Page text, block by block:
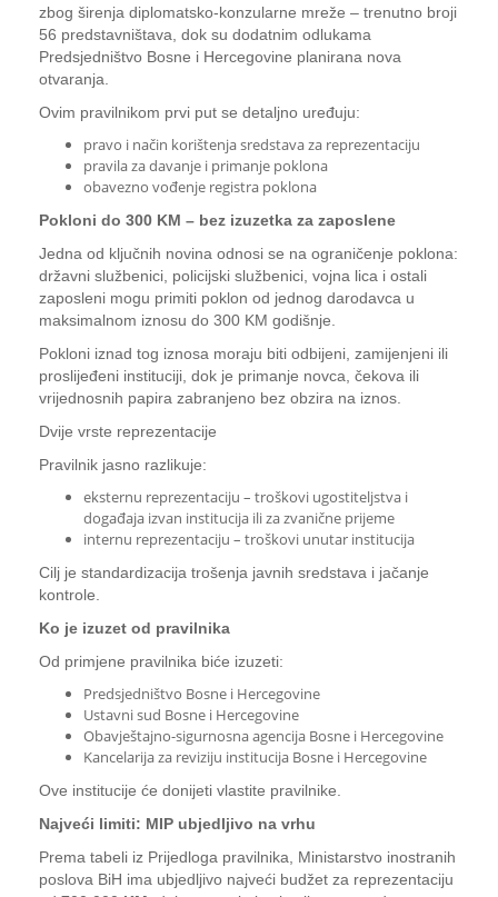
zbog širenja diplomatsko-konzularne mreže – trenutno broji
56 predstavništava, dok su dodatnim odlukama
Predsjedništvo Bosne i Hercegovine planirana nova
otvaranja.
Ovim pravilnikom prvi put se detaljno uređuju:
pravo i način korištenja sredstava za reprezentaciju
pravila za davanje i primanje poklona
obavezno vođenje registra poklona
Pokloni do 300 KM – bez izuzetka za zaposlene
Jedna od ključnih novina odnosi se na ograničenje poklona:
državni službenici, policijski službenici, vojna lica i ostali
zaposleni mogu primiti poklon od jednog darodavca u
maksimalnom iznosu do 300 KM godišnje.
Pokloni iznad tog iznosa moraju biti odbijeni, zamijenjeni ili
proslijeđeni instituciji, dok je primanje novca, čekova ili
vrijednosnih papira zabranjeno bez obzira na iznos.
Dvije vrste reprezentacije
Pravilnik jasno razlikuje:
eksternu reprezentaciju – troškovi ugostiteljstva i
događaja izvan institucija ili za zvanične prijeme
internu reprezentaciju – troškovi unutar institucija
Cilj je standardizacija trošenja javnih sredstava i jačanje
kontrole.
Ko je izuzet od pravilnika
Od primjene pravilnika biće izuzeti:
Predsjedništvo Bosne i Hercegovine
Ustavni sud Bosne i Hercegovine
Obavještajno-sigurnosna agencija Bosne i Hercegovine
Kancelarija za reviziju institucija Bosne i Hercegovine
Ove institucije će donijeti vlastite pravilnike.
Najveći limiti: MIP ubjedljivo na vrhu
Prema tabeli iz Prijedloga pravilnika, Ministarstvo inostranih
poslova BiH ima ubjedljivo najveći budžet za reprezentaciju